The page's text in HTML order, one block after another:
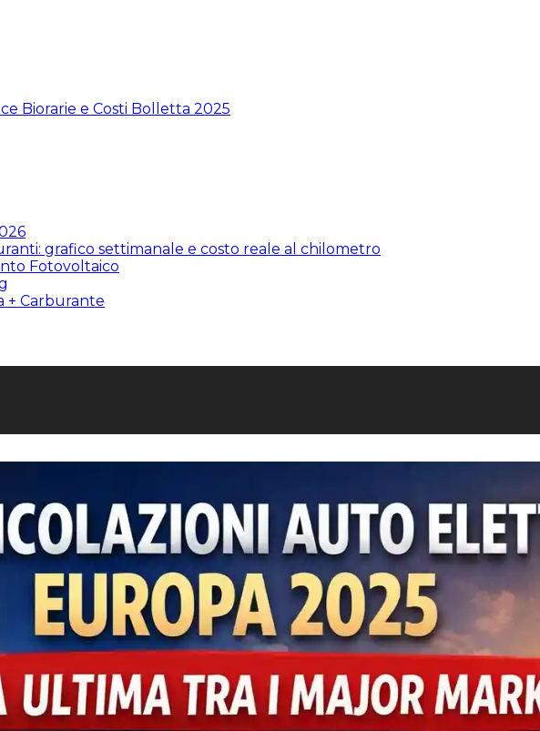
Biorarie e Costi Bolletta 2025
grafico settimanale e costo reale al chilometro
Fotovoltaico
+ Carburante